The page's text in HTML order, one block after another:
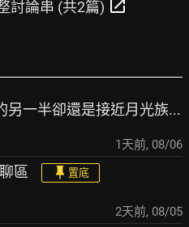
討論串 (共2篇) open_in_new
另一半卻還是接近月光族...
1天前, 08/06
區 置底
2天前, 08/05